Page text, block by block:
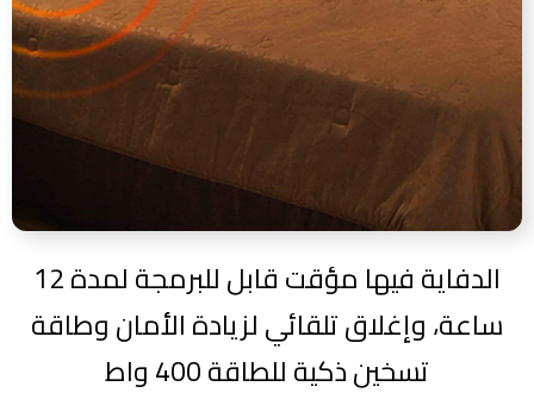
الدفاية فيها مؤقت قابل للبرمجة لمدة 12
ساعة، وإغلاق تلقائي لزيادة الأمان وطاقة
تسخين ذكية للطاقة 400 واط